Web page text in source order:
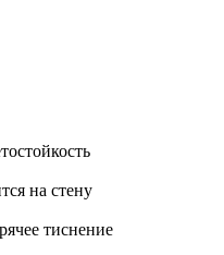
на стену
тиснение